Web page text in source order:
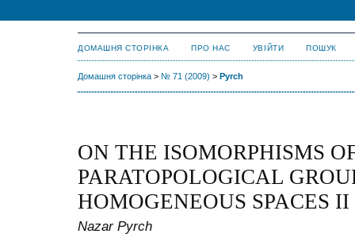
ДОМАШНЯ СТОРІНКА ПРО НАС УВІЙТИ ПОШУК
Домашня сторінка > № 71 (2009) > Pyrch
ON THE ISOMORPHISMS
PARATOPOLOGICAL
HOMOGENEOUS SPACES II
Nazar Pyrch